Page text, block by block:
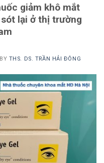
giảm khô mắt
lại ở thị trường
BY THS. DS. TRẦN HẢI ĐÔNG